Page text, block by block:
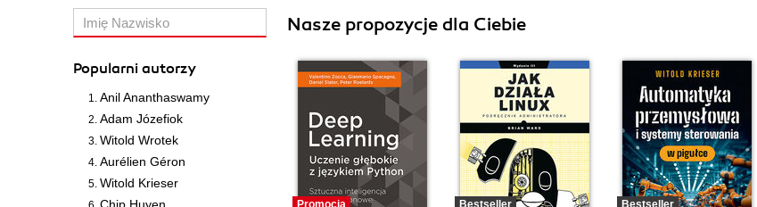
Popularni autorzy
Anil Ananthaswamy
Adam Józefiok
Witold Wrotek
Aurélien Géron
Witold Krieser
Nasze propozycje dla Ciebie
Promocja
Bestseller
Bestseller